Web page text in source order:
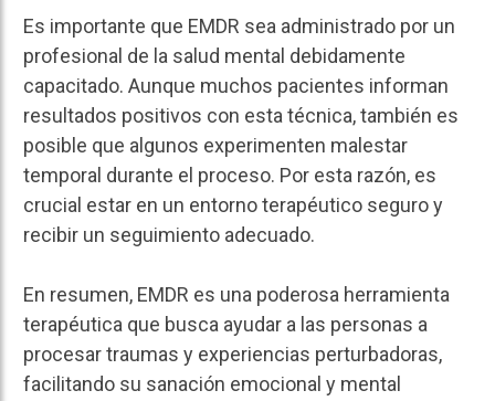
Es importante que EMDR sea administrado por un
profesional de la salud mental debidamente
capacitado. Aunque muchos pacientes informan
resultados positivos con esta técnica, también es
posible que algunos experimenten malestar
temporal durante el proceso. Por esta razón, es
crucial estar en un entorno terapéutico seguro y
recibir un seguimiento adecuado.
En resumen, EMDR es una poderosa herramienta
terapéutica que busca ayudar a las personas a
procesar traumas y experiencias perturbadoras,
facilitando su sanación emocional y mental